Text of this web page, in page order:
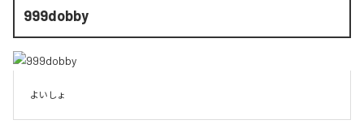
999dobby
よいしょ